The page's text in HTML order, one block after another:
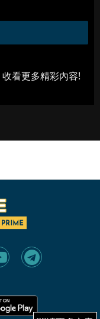
收看更多精彩內容!